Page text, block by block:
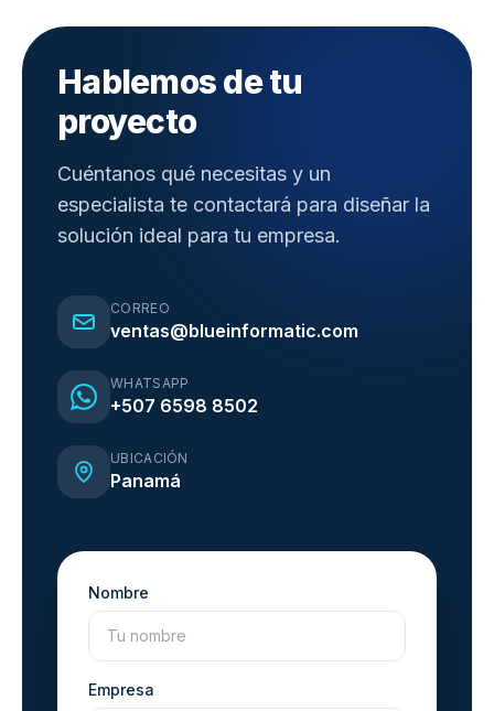
Hablemos de tu
proyecto
Cuéntanos qué necesitas y un
especialista te contactará para diseñar la
solución ideal para tu empresa.
CORREO
ventas@blueinformatic.com
WHATSAPP
+507 6598 8502
UBICACIÓN
Panamá
Nombre
Empresa